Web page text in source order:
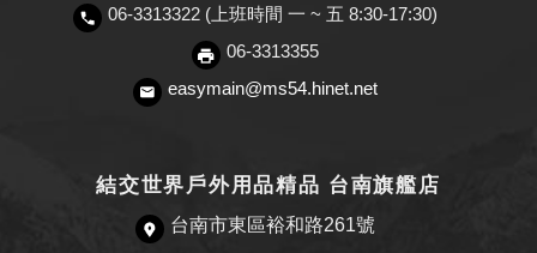
06-3313322 (上班時間 一 ~ 五 8:30-17:30)
06-3313355
easymain@ms54.hinet.net
結交世界戶外用品精品 台南旗艦店
台南市東區裕和路261號